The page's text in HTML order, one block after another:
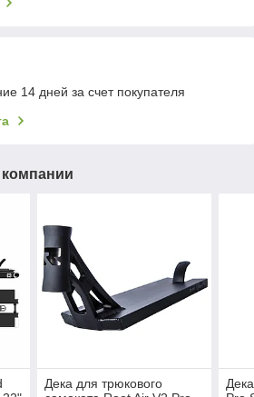
14 дней за счет покупателя
Дека для трюкового